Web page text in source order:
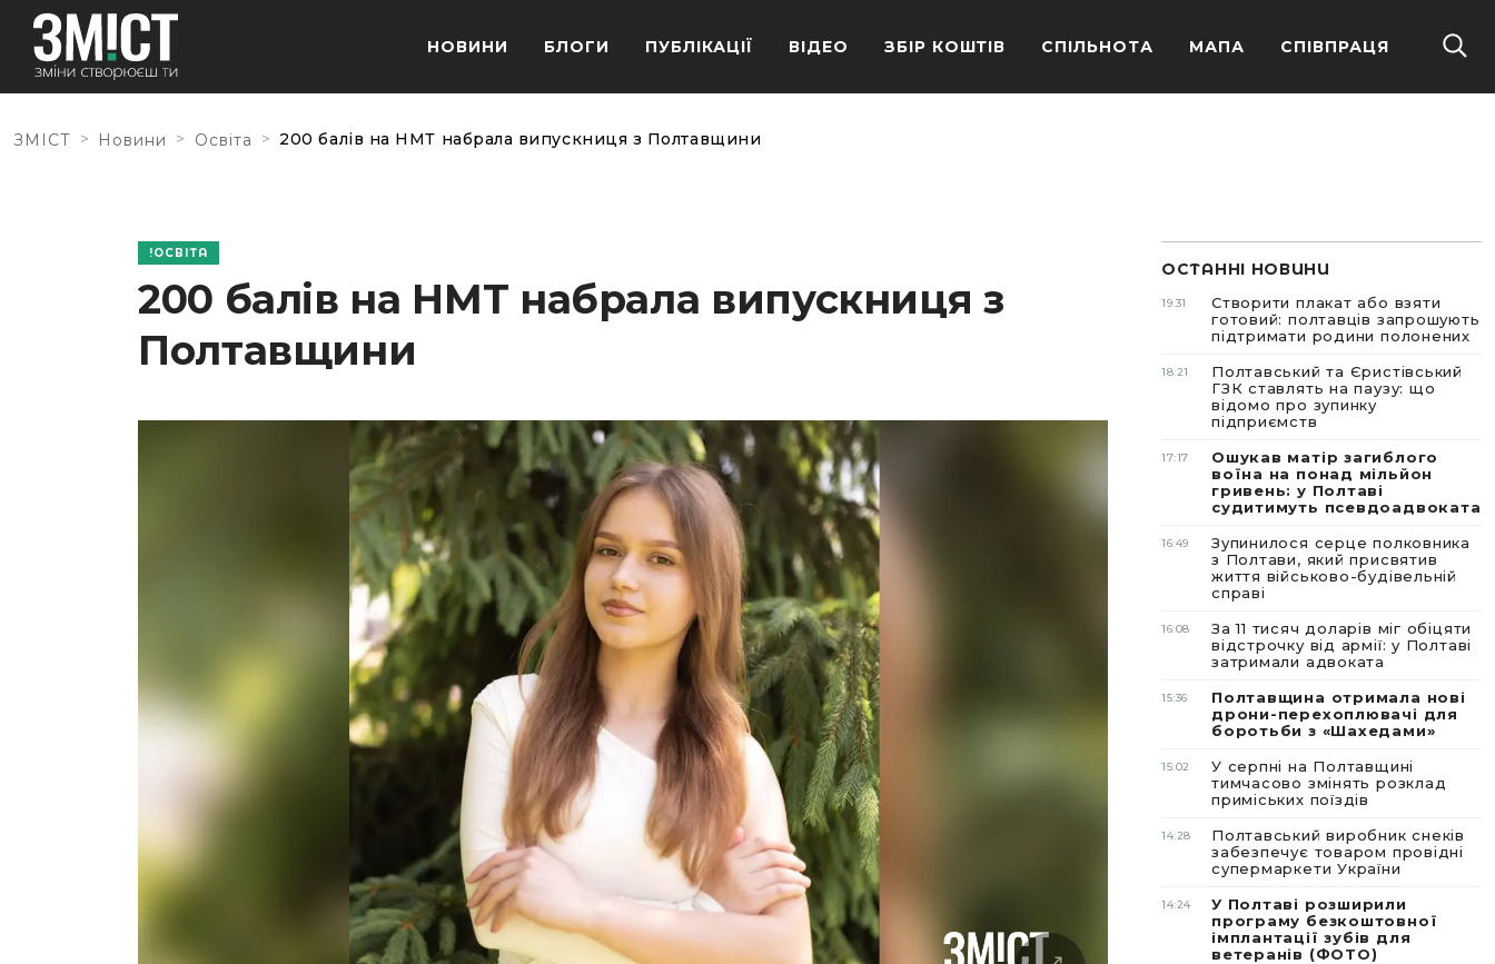
НОВИНИ БЛОГИ ПУБЛІКАЦІЇ ВІДЕО ЗБІР КОШТІВ СПІЛЬНОТА МАПА СПІВПРАЦЯ
ЗМІСТ > Новини > Освіта > 200 балів на НМТ набрала випускниця з Полтавщини
ОСВІТА
200 балів на НМТ набрала випускниця з
Полтавщини
ОСТАННІ НОВИНИ
19:31
Створити плакат або взяти
готовий: полтавців запрошують
підтримати родини полонених
18:21
Полтавський та Єристівський
ГЗК ставлять на паузу: що
відомо про зупинку
підприємств
17:17
Ошукав матір загиблого
воїна на понад мільйон
гривень: у Полтаві
судитимуть псевдоадвоката
16:49
Зупинилося серце полковника
з Полтави, який присвятив
життя військово-будівельній
справі
16:08
За 11 тисяч доларів міг обіцяти
відстрочку від армії: у Полтаві
затримали адвоката
15:36
Полтавщина отримала нові
дрони-перехоплювачі для
боротьби з «Шахедами»
15:02
У серпні на Полтавщині
тимчасово змінять розклад
приміських поїздів
14:28
Полтавський виробник снеків
забезпечує товаром провідні
супермаркети України
14:24
У Полтаві розширили
програму безкоштовної
імплантації зубів для
ветеранів (ФОТО)